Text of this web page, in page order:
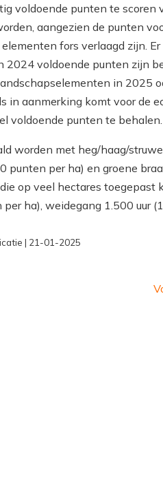
voldoende punten te scoren
aangezien de punten
fors verlaagd zijn.
2024 voldoende punten zijn
in 2025
in aanmerking komt voor de
voldoende punten te behalen.
worden met heg/haag/
punten per ha) en groene
op veel hectares toegepast
ha), weidegang 1.500 uur
| 21-01-2025